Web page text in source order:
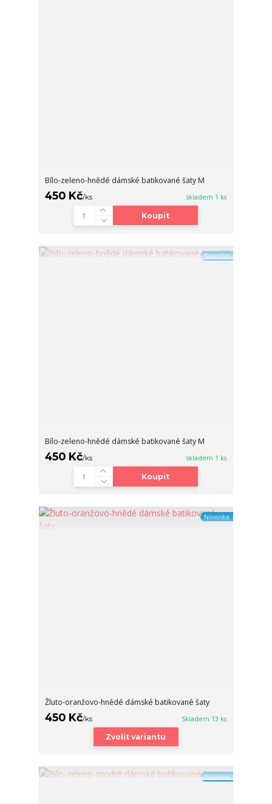
Bílo-zeleno-hnědé dámské batikované šaty M
450 Kč/ks skladem 1 ks
Koupit
Novinka
Bílo-zeleno-hnědé dámské batikované šaty M
450 Kč/ks skladem 1 ks
Koupit
Novinka
Žluto-oranžovo-hnědé dámské batikované šaty
450 Kč/ks Skladem 13 ks
Zvolit variantu
Novinka